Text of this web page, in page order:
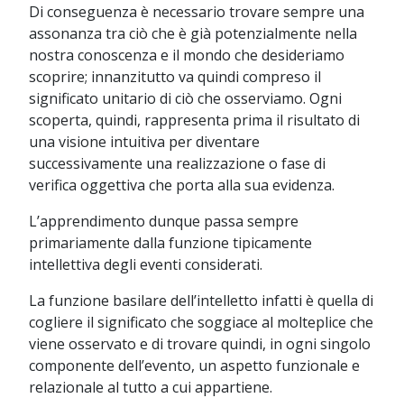
Di conseguenza è necessario trovare sempre una
assonanza tra ciò che è già potenzialmente nella
nostra conoscenza e il mondo che desideriamo
scoprire; innanzitutto va quindi compreso il
significato unitario di ciò che osserviamo. Ogni
scoperta, quindi, rappresenta prima il risultato di
una visione intuitiva per diventare
successivamente una realizzazione o fase di
verifica oggettiva che porta alla sua evidenza.
L’apprendimento dunque passa sempre
primariamente dalla funzione tipicamente
intellettiva degli eventi considerati.
La funzione basilare dell’intelletto infatti è quella di
cogliere il significato che soggiace al molteplice che
viene osservato e di trovare quindi, in ogni singolo
componente dell’evento, un aspetto funzionale e
relazionale al tutto a cui appartiene.